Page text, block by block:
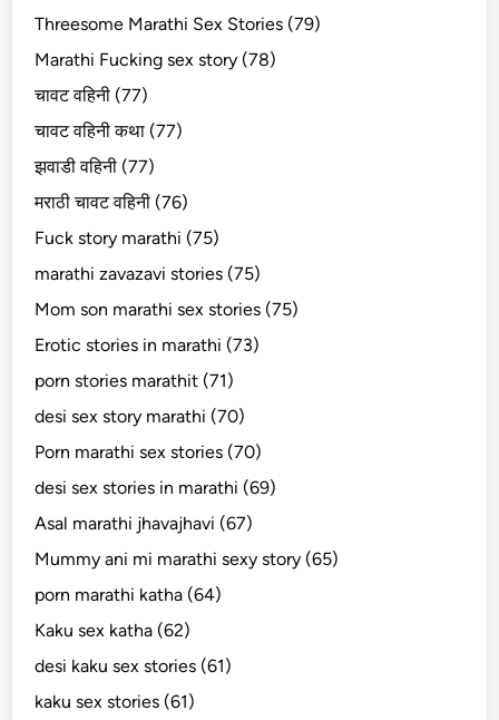
Threesome Marathi Sex Stories (79)
Marathi Fucking sex story (78)
चावट वहिनी (77)
चावट वहिनी कथा (77)
झवाडी वहिनी (77)
मराठी चावट वहिनी (76)
Fuck story marathi (75)
marathi zavazavi stories (75)
Mom son marathi sex stories (75)
Erotic stories in marathi (73)
porn stories marathit (71)
desi sex story marathi (70)
Porn marathi sex stories (70)
desi sex stories in marathi (69)
Asal marathi jhavajhavi (67)
Mummy ani mi marathi sexy story (65)
porn marathi katha (64)
Kaku sex katha (62)
desi kaku sex stories (61)
kaku sex stories (61)